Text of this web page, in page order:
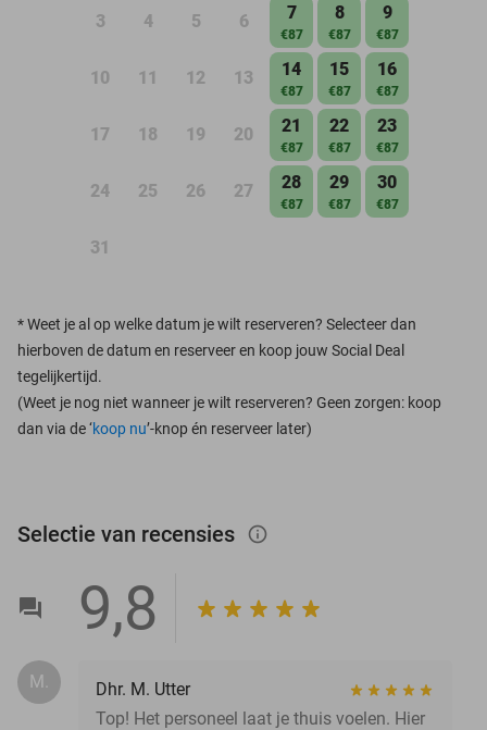
3 4 5 6 7
€87
8
€87
9
€87
10 11 12 13 14
€87
15
€87
16
€87
17 18 19 20 21
€87
22
€87
23
€87
24 25 26 27 28
€87
29
€87
30
€87
31
*Weet je al op welke datum je wilt reserveren? Selecteer dan
hierboven de datum en reserveer en koop jouw Social Deal
tegelijkertijd.
(Weet je nog niet wanneer je wilt reserveren? Geen zorgen: koop
dan via de ‘koop nu’-knop én reserveer later)
Selectie van recensies info_outlined
9,8
M.
Dhr. M. Utter
Top! Het personeel laat je thuis voelen. Hier